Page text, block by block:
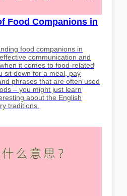
Food Companions in
food companions in
communication and
it comes to food-related
sit down for a meal, pay
phrases that are often used
– you might just learn
about the English
traditions.